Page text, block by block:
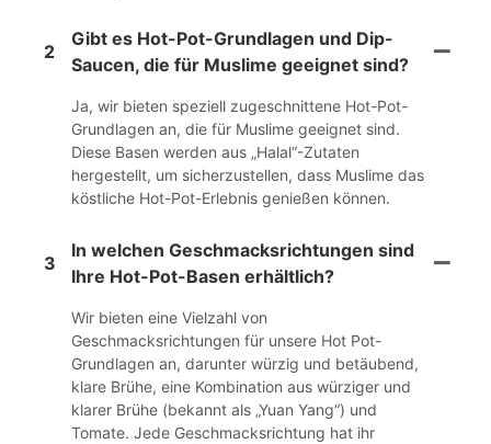
2
Gibt es Hot-Pot-Grundlagen und Dip-
Saucen, die für Muslime geeignet sind?
Ja, wir bieten speziell zugeschnittene Hot-Pot-
Grundlagen an, die für Muslime geeignet sind.
Diese Basen werden aus „Halal“-Zutaten
hergestellt, um sicherzustellen, dass Muslime das
köstliche Hot-Pot-Erlebnis genießen können.
3
In welchen Geschmacksrichtungen sind
Ihre Hot-Pot-Basen erhältlich?
Wir bieten eine Vielzahl von
Geschmacksrichtungen für unsere Hot Pot-
Grundlagen an, darunter würzig und betäubend,
klare Brühe, eine Kombination aus würziger und
klarer Brühe (bekannt als „Yuan Yang“) und
Tomate. Jede Geschmacksrichtung hat ihr